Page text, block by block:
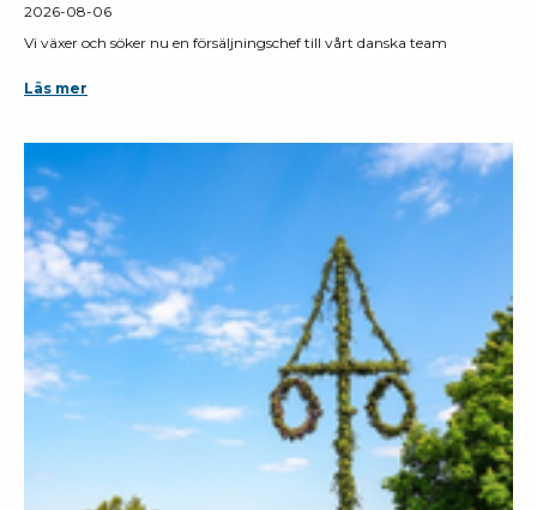
2026-08-06
Vi växer och söker nu en försäljningschef till vårt danska team
Läs mer